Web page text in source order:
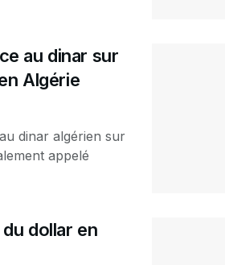
au dinar sur
Algérie
dinar algérien sur
appelé
dollar en